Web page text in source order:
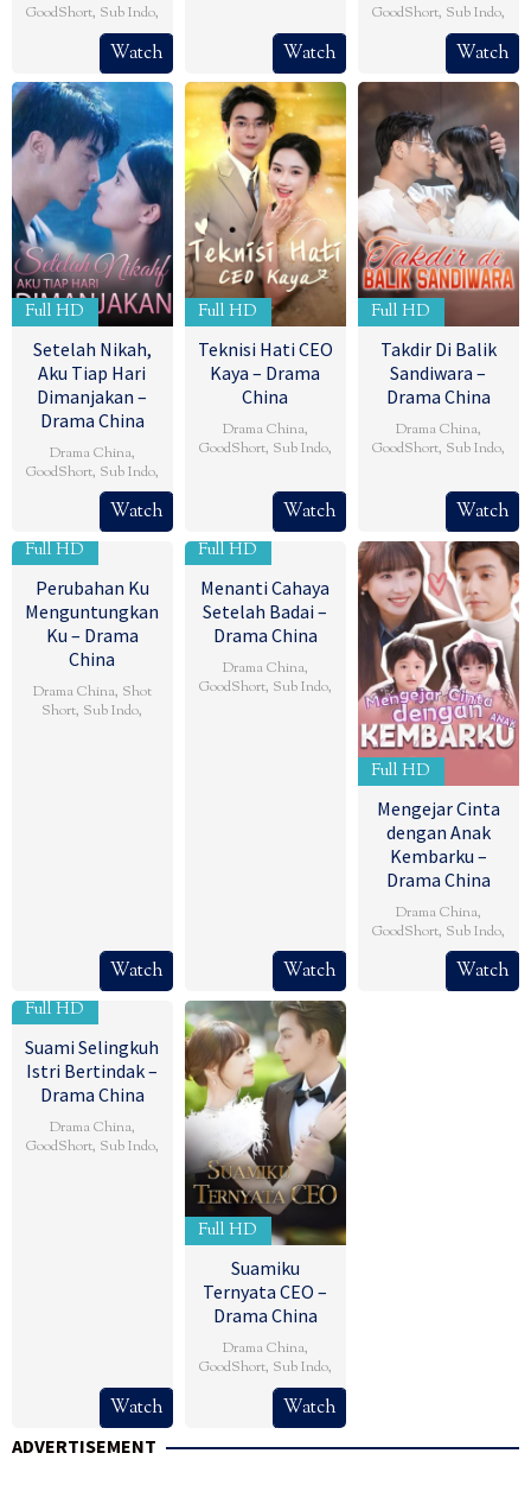
GoodShort, Sub Indo,
Watch Watch
GoodShort, Sub Indo,
Watch
Full HD
Setelah Nikah,
Aku Tiap Hari
Dimanjakan –
Drama China
Drama China,
GoodShort, Sub Indo,
Watch
Full HD
Teknisi Hati CEO
Kaya – Drama
China
Drama China,
GoodShort, Sub Indo,
Watch
Full HD
Takdir Di Balik
Sandiwara –
Drama China
Drama China,
GoodShort, Sub Indo,
Watch
Full HD
Perubahan Ku
Menguntungkan
Ku – Drama
China
Drama China, Shot
Short, Sub Indo,
Watch
Full HD
Menanti Cahaya
Setelah Badai –
Drama China
Drama China,
GoodShort, Sub Indo,
Watch
Full HD
Mengejar Cinta
dengan Anak
Kembarku –
Drama China
Drama China,
GoodShort, Sub Indo,
Watch
Full HD
Suami Selingkuh
Istri Bertindak –
Drama China
Drama China,
GoodShort, Sub Indo,
Watch
Full HD
Suamiku
Ternyata CEO –
Drama China
Drama China,
GoodShort, Sub Indo,
Watch
ADVERTISEMENT